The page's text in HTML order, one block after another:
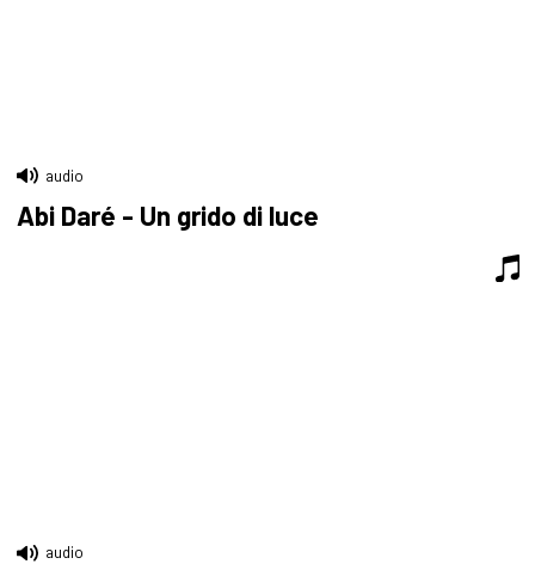
audio
Abi Daré - Un grido di luce
audio